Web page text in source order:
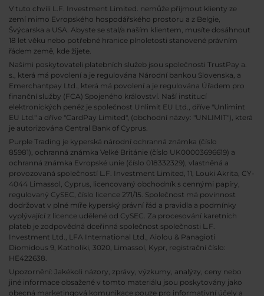
V tuto chvíli L.F. Investment Limited. nemůže přijmout klienty ze
zemí mimo Evropského hospodářského prostoru a z Belgie,
Švýcarska a USA. Abyste se stal/a naším klientem, musíte dosáhnout
18 let věku nebo potřebné hranice plnoletosti stanovené právním
řádem země, kde žijete.
Našimi poskytovateli platebních služeb jsou společnosti TrustPay a.
s., která má povolení a je regulována Národní bankou Slovenska, a
Emerchantpay Ltd., která má povolení a je regulována Úřadem pro
finanční služby (FCA) Spojeného království. Naší institucí
elektronických peněz je společnost Unlimit EU Ltd., dříve "Unlimint
EU Ltd." a dříve "CardPay Limited", (obchodní názvy: "UNLIMIT"), která
je autorizována Central Bank of Cyprus.
Purple Trading je kyperská národní ochranná známka (číslo
85981), ochranná známka Velké Británie (číslo UK00003696619) a
ochranná známka Evropské unie (číslo 018332329), vlastněná a
provozovaná společností L.F. Investment Limited, 11, Louki Akrita, CY-
4044 Limassol, Cyprus, licencovaný obchodník s cennými papíry,
regulovaný CySEC, číslo licence 271/15. Společnost má povinnost
dodržovat v plné míře kyperský právní řád a pravidla a podmínky
vyplývající z licence udělené od CySEC. Za procesování karetních
plateb je zodpovědná dceřinná společnost společnosti L.F.
Investment Ltd., LFA International Ltd., Aiolou & Panagioti
Diomidous 9, Katholiki, 3020, Limassol, Kypr, registrační číslo:
HE422638.
Upozornění: Jakékoli názory, zprávy, výzkumy, analýzy, ceny nebo
jiné informace obsažené v tomto materiálu jsou poskytovány jako
obecná marketingová komunikace pouze pro informativní účely a